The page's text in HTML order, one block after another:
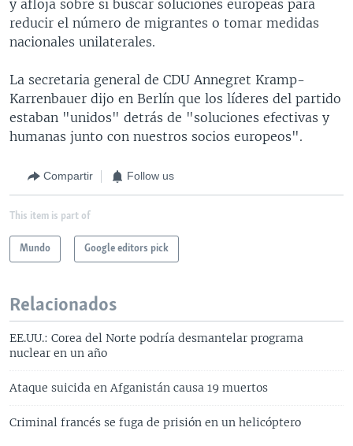
y afloja sobre si buscar soluciones europeas para
reducir el número de migrantes o tomar medidas
nacionales unilaterales.
La secretaria general de CDU Annegret Kramp-
Karrenbauer dijo en Berlín que los líderes del partido
estaban "unidos" detrás de "soluciones efectivas y
humanas junto con nuestros socios europeos".
Compartir Follow us
This item is part of
Mundo Google editors pick
Relacionados
EE.UU.: Corea del Norte podría desmantelar programa
nuclear en un año
Ataque suicida en Afganistán causa 19 muertos
Criminal francés se fuga de prisión en un helicóptero